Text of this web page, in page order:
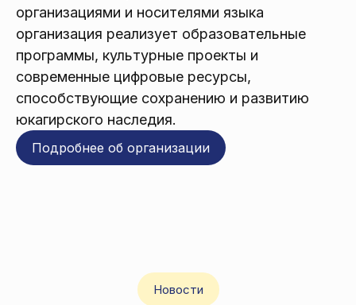
организациями и носителями языка
организация реализует образовательные
программы, культурные проекты и
современные цифровые ресурсы,
способствующие сохранению и развитию
юкагирского наследия.
Подробнее об организации
Новости